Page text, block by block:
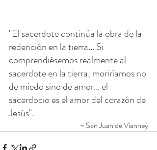
"El sacerdote continúa la obra de la
redención en la tierra... Si
comprendiésemos realmente al
sacerdote en la tierra, moriríamos no
de miedo sino de amor... el
sacerdocio es el amor del corazón de
Jesús".
~ San Juan de Vianney